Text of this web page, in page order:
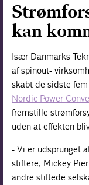
kan
Især Danmarks
af spinout-
skabt de sidste
Nordic Power
fremstille
uden at effekten
- Vi er udsprunget
stiftere, Mickey
andre stiftede